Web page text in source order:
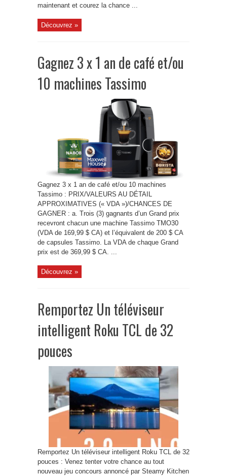
maintenant et courez la chance ...
Découvrez »
Gagnez 3 x 1 an de café et/ou
10 machines Tassimo
Gagnez 3 x 1 an de café et/ou 10 machines
Tassimo : PRIX/VALEURS AU DÉTAIL
APPROXIMATIVES (« VDA »)/CHANCES DE
GAGNER : a. Trois (3) gagnants d’un Grand prix
recevront chacun une machine Tassimo TMO30
(VDA de 169,99 $ CA) et l’équivalent de 200 $ CA
de capsules Tassimo. La VDA de chaque Grand
prix est de 369,99 $ CA. ...
Découvrez »
Remportez Un téléviseur
intelligent Roku TCL de 32
pouces
Remportez Un téléviseur intelligent Roku TCL de 32
pouces : Venez tenter votre chance au tout
nouveau jeu concours annoncé par Steamy Kitchen